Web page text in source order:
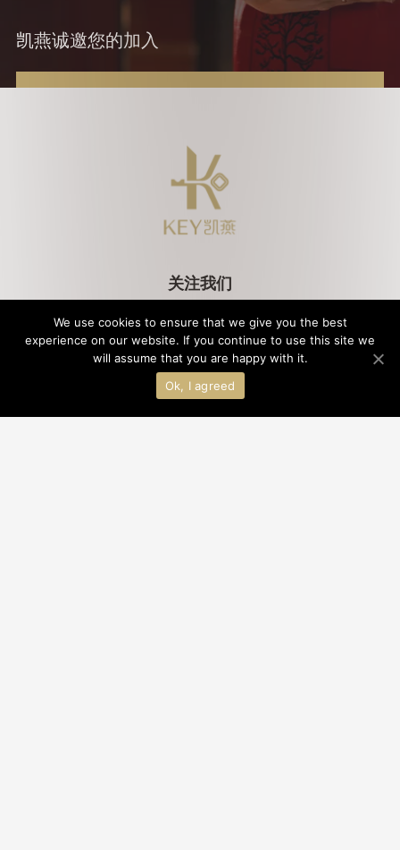
凯燕诚邀您的加入
关注我们
版权所有©2021北京凯燕国际饭店管理有限公司｜
公安备案11010502043512
法律条款 客人隐私政策 Cookies政策
We use cookies to ensure that we give you the best
experience on our website. If you continue to use this site we
will assume that you are happy with it.
Ok, I agreed